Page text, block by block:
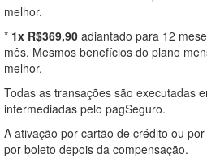
melhor.
* 1x R$369,90 adiantado para 12
mês. Mesmos benefícios do plano
melhor.
Todas as transações são executadas
intermediadas pelo pagSeguro.
A ativação por cartão de crédito ou
por boleto depois da compensação.